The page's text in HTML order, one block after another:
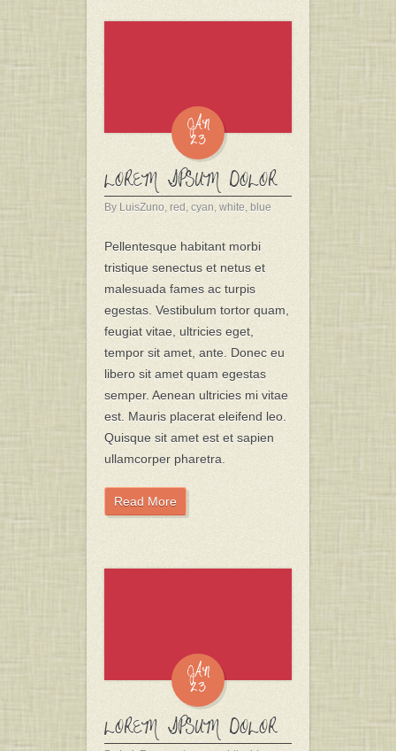
JAN
23
LOREM IPSUM DOLOR
By LuisZuno, red cyan white blue
Pellentesque habitant morbi
tristique senectus et netus et
malesuada fames ac turpis
egestas. Vestibulum tortor quam,
feugiat vitae, ultricies eget,
tempor sit amet, ante. Donec eu
libero sit amet quam egestas
semper. Aenean ultricies mi vitae
est. Mauris placerat eleifend leo.
Quisque sit amet est et sapien
ullamcorper pharetra.
Read More
JAN
23
LOREM IPSUM DOLOR